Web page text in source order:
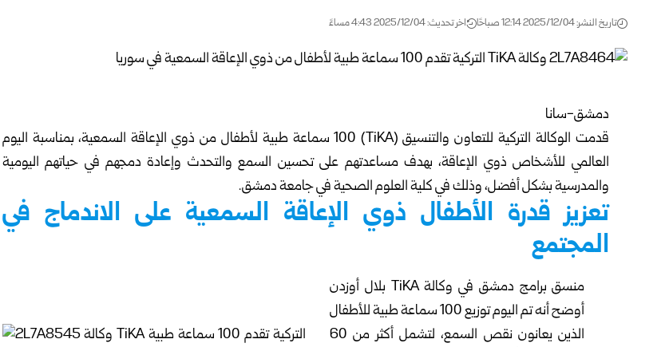
تاريخ النشر: 2025/12/04 12:14 صباحًا اخر تحديث: 2025/12/04 4:43 مساءً
دمشق-سانا
قدمت الوكالة التركية للتعاون والتنسيق (TiKA) 100 سماعة طبية لأطفال من ذوي الإعاقة السمعية، بمناسبة اليوم
العالمي للأشخاص ذوي الإعاقة، بهدف مساعدتهم على تحسين السمع والتحدث وإعادة دمجهم في حياتهم اليومية
والمدرسية بشكل أفضل، وذلك في كلية العلوم الصحية في جامعة دمشق.
تعزيز قدرة الأطفال ذوي الإعاقة السمعية على الاندماج في
المجتمع
منسق برامج دمشق في وكالة TiKA بلال أوزدن
أوضح أنه تم اليوم توزيع 100 سماعة طبية للأطفال
الذين يعانون نقص السمع، لتشمل أكثر من 60